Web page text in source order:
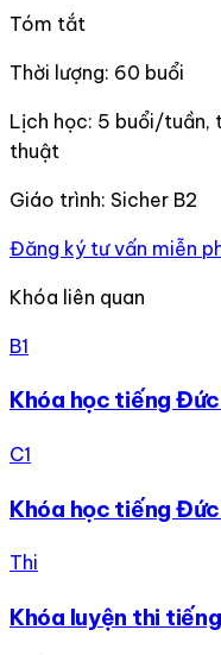
Tóm tắt
Thời lượng: 60 buổi
Lịch học: 5 buổi/tuần,
thuật
Giáo trình: Sicher B2
Đăng ký tư vấn miễn
Khóa liên quan
B1
Khóa học tiếng Đức
C1
Khóa học tiếng Đức
Thi
Khóa luyện thi